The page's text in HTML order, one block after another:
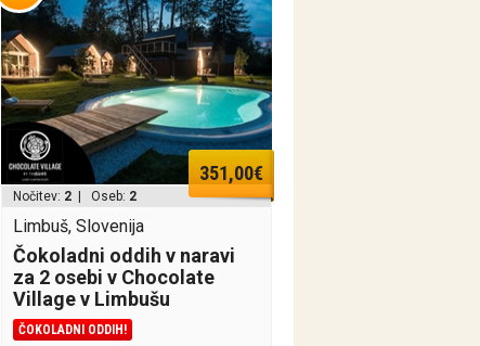
351,00€
Nočitev: 2 | Oseb: 2
Limbuš, Slovenija
Čokoladni oddih v naravi
za 2 osebi v Chocolate
Village v Limbušu
ČOKOLADNI ODDIH!